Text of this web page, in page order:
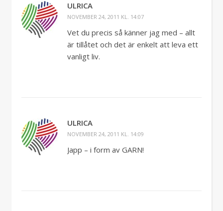
ULRICA
NOVEMBER 24, 2011 KL. 14:07
Vet du precis så känner jag med – allt
är tillåtet och det är enkelt att leva ett
vanligt liv.
ULRICA
NOVEMBER 24, 2011 KL. 14:09
Japp – i form av GARN!